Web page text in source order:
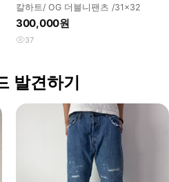
칼하트/ OG 더블니팬츠 /31x32
300,000원
37
발견하기